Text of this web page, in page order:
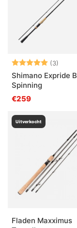
Beoordeling:
(3)
Shimano Expride B
Spinning
€259
Uitverkocht
Fladen Maxximus